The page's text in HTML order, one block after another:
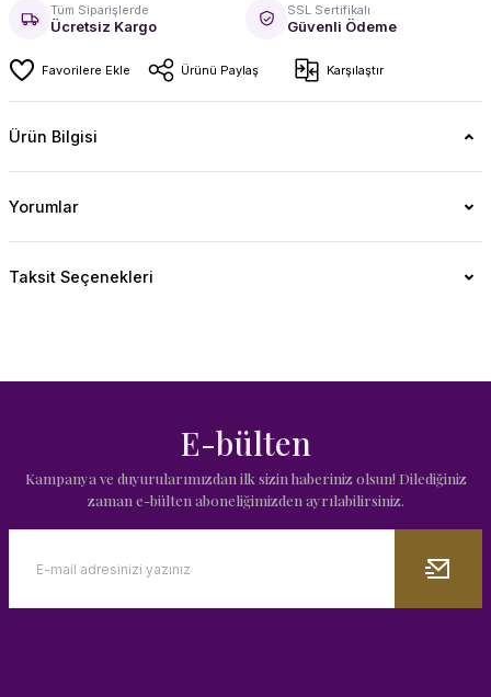
Tüm Siparişlerde
Ücretsiz Kargo
SSL Sertifikalı
Güvenli Ödeme
Ürünü Paylaş Karşılaştır
Ürün Bilgisi
Yorumlar
Taksit Seçenekleri
E-bülten
Kampanya ve duyurularımızdan ilk sizin haberiniz olsun! Dilediğiniz
zaman e-bülten aboneliğimizden ayrılabilirsiniz.